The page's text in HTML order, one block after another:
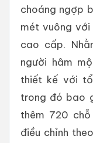
choáng ngợp
mét vuông
cao cấp.
người hâm
thiết kế với
trong đó bao
thêm 720
điều chỉnh